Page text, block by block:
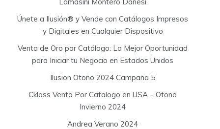
Únete a Ilusión® y Vende con Catálogos Impresos
y Digitales en Cualquier Dispositivo
Venta de Oro por Catálogo: La Mejor Oportunidad
para Iniciar tu Negocio en Estados Unidos
Ilusion Otoño 2024 Campaña 5
Cklass Venta Por Catalogo en USA – Otono
Invierno 2024
Andrea Verano 2024